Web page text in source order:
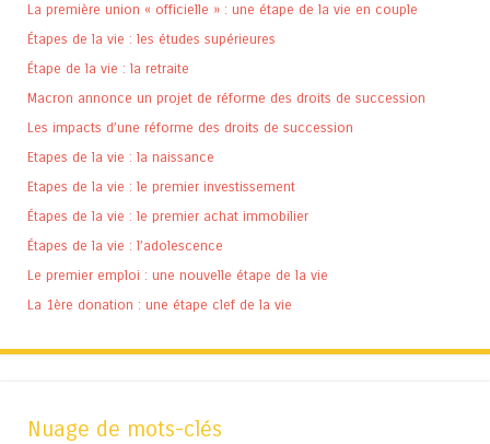
La première union « officielle » : une étape de la vie en couple
Étapes de la vie : les études supérieures
Étape de la vie : la retraite
Macron annonce un projet de réforme des droits de succession
Les impacts d’une réforme des droits de succession
Etapes de la vie : la naissance
Etapes de la vie : le premier investissement
Étapes de la vie : le premier achat immobilier
Étapes de la vie : l’adolescence
Le premier emploi : une nouvelle étape de la vie
La 1ère donation : une étape clef de la vie
Nuage de mots-clés